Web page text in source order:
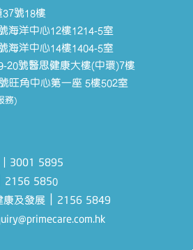
號18樓
海洋中心12樓1214-5室
海洋中心14樓1404-5室
20號醫思健康大樓(中環)7樓
旺角中心第一座 5樓502室
務)
3001 5895
2156 5850
康及發展
2156 5849